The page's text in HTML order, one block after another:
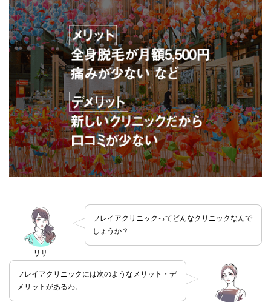
リサ
フレイアクリニックってどんなクリニックなんで
しょうか？
フレイアクリニックには次のようなメリット・デ
メリットがあるわ。